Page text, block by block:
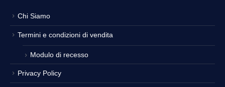
Chi Siamo
Termini e condizioni di vendita
Modulo di recesso
Privacy Policy